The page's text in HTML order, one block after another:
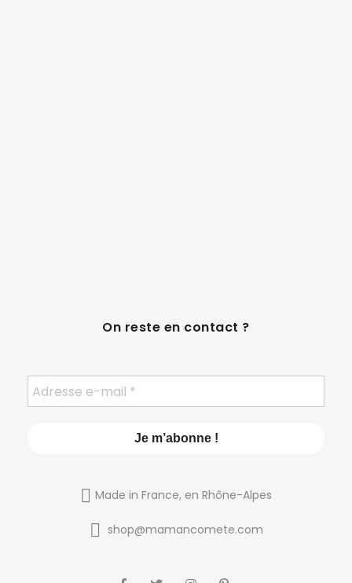
On reste en contact ?
Made in France, en Rhône-Alpes
shop@mamancomete.com